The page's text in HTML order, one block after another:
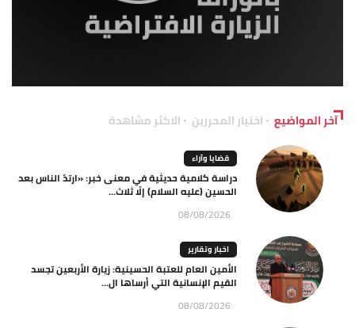
آخر المواضيع اختيار المحررين الاكثر مشاهدة
قضايا وآراء
دراسة كلامية حديثية في معنى خبر: «ارتدّ الناس بعد
الحسين (عليه السلام) إلّا ثلاث...
08/08/2026
اخبار وتقارير
الأمين العام للعتبة الحسينية: زيارة الأربعين تجسد
القيم الإنسانية التي أرساها ال...
08/08/2026